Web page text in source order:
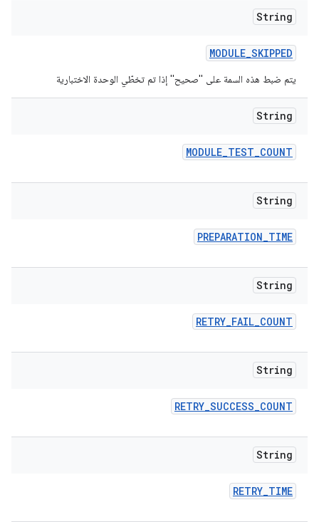
String
MODULE_SKIPPED
يتم ضبط هذه السمة على "صحيح" إذا تم تخطّي الوحدة الاختبارية
String
MODULE_TEST_COUNT
String
PREPARATION_TIME
String
RETRY_FAIL_COUNT
String
RETRY_SUCCESS_COUNT
String
RETRY_TIME